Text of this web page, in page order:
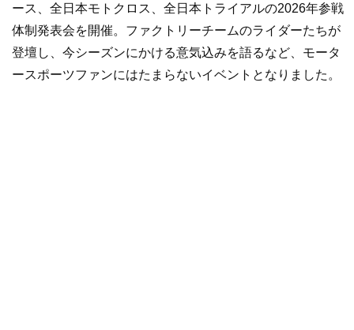
ース、全日本モトクロス、全日本トライアルの2026年参戦
体制発表会を開催。ファクトリーチームのライダーたちが
登壇し、今シーズンにかける意気込みを語るなど、モータ
ースポーツファンにはたまらないイベントとなりました。